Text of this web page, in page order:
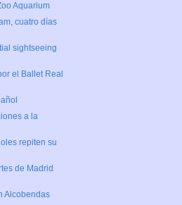
Aquarium
cuatro días
sightseeing
el Ballet Real
a la
repiten su
de Madrid
Alcobendas